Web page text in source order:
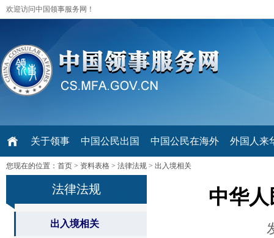
欢迎访问中国领事服务网！
关于领事 中国公民出国 中国公民在海外 外国人来
您现在的位置： 首页 > 资料表格 > 法律法规 > 出入境相关
法律法规
出入境相关
中华